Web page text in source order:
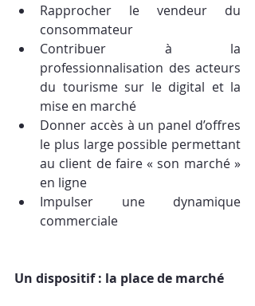
Rapprocher le vendeur du
consommateur
Contribuer à la
professionnalisation des acteurs
du tourisme sur le digital et la
mise en marché
Donner accès à un panel d’offres
le plus large possible permettant
au client de faire « son marché »
en ligne
Impulser une dynamique
commerciale
Un dispositif : la place de marché